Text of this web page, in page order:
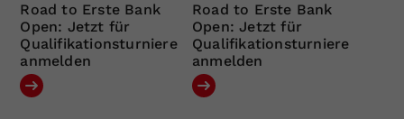
Road to Erste Bank
Open: Jetzt für
Qualifikationsturniere
anmelden
Road to Erste Bank
Open: Jetzt für
Qualifikationsturniere
anmelden